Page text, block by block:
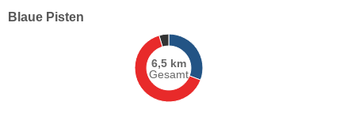
Blaue Pisten
6,5 km
Gesamt